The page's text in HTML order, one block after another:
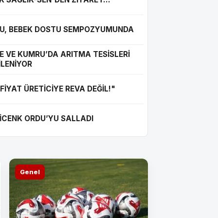
BEBEK DOSTU SEMPOZYUMUNDA
VE KUMRU’DA ARITMA TESİSLERİ
ÜRETİCİYE REVA DEĞİL!"
ORDU’YU SALLADI
Genel